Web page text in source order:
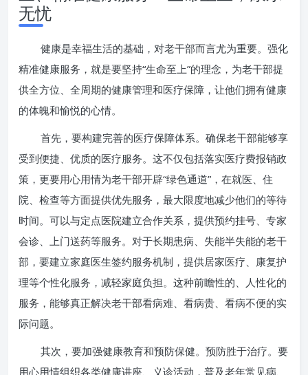
无忧
健康是幸福生活的基础，对老干部而言尤为重要。强化
精准健康服务，就是要坚持“生命至上”的理念，为老干部提
供全方位、全周期的健康管理和医疗保障，让他们拥有健康
的体魄和愉悦的心情。
首先，要构建完善的医疗保障体系。确保老干部能够享
受到便捷、优质的医疗服务。这不仅包括落实医疗费报销政
策，更要用心用情为老干部开辟“绿色通道”，在就医、住
院、检查等方面提供优先服务，最大限度地减少他们的等待
时间。可以与定点医院建立合作关系，提供预约挂号、专家
会诊、上门送药等服务。对于长期患病、失能半失能的老干
部，要建立家庭医生签约服务机制，提供居家医疗、康复护
理等个性化服务，减轻家庭负担。这种前瞻性的、人性化的
服务，能够真正解决老干部看病难、看病贵、看病不便的实
际问题。
其次，要加强健康教育和预防保健。预防胜于治疗。要
用心用情组织各类健康讲座、义诊活动，普及老年常见病、